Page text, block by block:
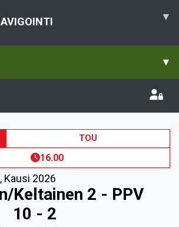
▾
▾
TOU
16.00
, Kausi 2026
Keltainen 2 - PPV
10 - 2